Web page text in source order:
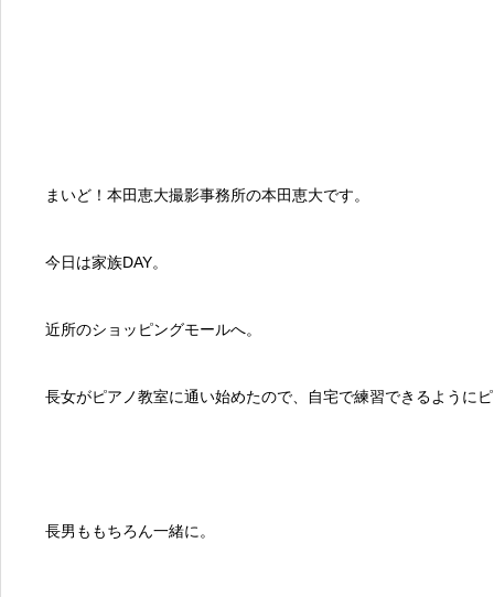
まいど！本田恵大撮影事務所の本田恵大です。
今日は家族DAY。
近所のショッピングモールへ。
長女がピアノ教室に通い始めたので、自宅で練習できるように
長男ももちろん一緒に。